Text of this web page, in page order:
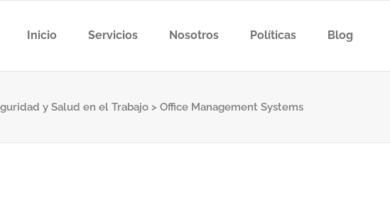
Inicio Servicios Nosotros Políticas Blog
y Salud en el Trabajo > Office Management Systems